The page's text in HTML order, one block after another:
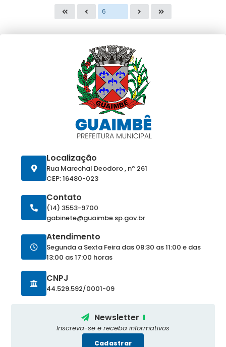
Localização
Rua Marechal Deodoro , nº 261
CEP: 16480-023
Contato
(14) 3553-9700
gabinete@guaimbe.sp.gov.br
Atendimento
Segunda a Sexta Feira das 08:30 as 11:00 e das
13:00 as 17:00 horas
CNPJ
44.529.592/0001-09
Newsletter
Inscreva-se e receba informativos
Cadastrar